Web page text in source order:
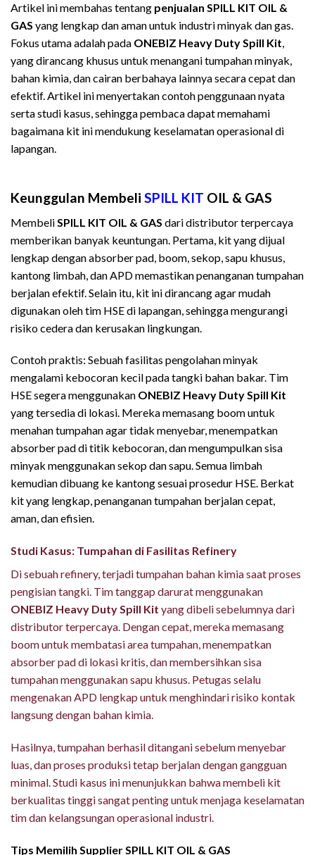
Artikel ini membahas tentang penjualan SPILL KIT OIL &
GAS yang lengkap dan aman untuk industri minyak dan gas.
Fokus utama adalah pada ONEBIZ Heavy Duty Spill Kit,
yang dirancang khusus untuk menangani tumpahan minyak,
bahan kimia, dan cairan berbahaya lainnya secara cepat dan
efektif. Artikel ini menyertakan contoh penggunaan nyata
serta studi kasus, sehingga pembaca dapat memahami
bagaimana kit ini mendukung keselamatan operasional di
lapangan.
Keunggulan Membeli SPILL KIT OIL & GAS
Membeli SPILL KIT OIL & GAS dari distributor terpercaya
memberikan banyak keuntungan. Pertama, kit yang dijual
lengkap dengan absorber pad, boom, sekop, sapu khusus,
kantong limbah, dan APD memastikan penanganan tumpahan
berjalan efektif. Selain itu, kit ini dirancang agar mudah
digunakan oleh tim HSE di lapangan, sehingga mengurangi
risiko cedera dan kerusakan lingkungan.
Contoh praktis: Sebuah fasilitas pengolahan minyak
mengalami kebocoran kecil pada tangki bahan bakar. Tim
HSE segera menggunakan ONEBIZ Heavy Duty Spill Kit
yang tersedia di lokasi. Mereka memasang boom untuk
menahan tumpahan agar tidak menyebar, menempatkan
absorber pad di titik kebocoran, dan mengumpulkan sisa
minyak menggunakan sekop dan sapu. Semua limbah
kemudian dibuang ke kantong sesuai prosedur HSE. Berkat
kit yang lengkap, penanganan tumpahan berjalan cepat,
aman, dan efisien.
Studi Kasus: Tumpahan di Fasilitas Refinery
Di sebuah refinery, terjadi tumpahan bahan kimia saat proses
pengisian tangki. Tim tanggap darurat menggunakan
ONEBIZ Heavy Duty Spill Kit yang dibeli sebelumnya dari
distributor terpercaya. Dengan cepat, mereka memasang
boom untuk membatasi area tumpahan, menempatkan
absorber pad di lokasi kritis, dan membersihkan sisa
tumpahan menggunakan sapu khusus. Petugas selalu
mengenakan APD lengkap untuk menghindari risiko kontak
langsung dengan bahan kimia.
Hasilnya, tumpahan berhasil ditangani sebelum menyebar
luas, dan proses produksi tetap berjalan dengan gangguan
minimal. Studi kasus ini menunjukkan bahwa membeli kit
berkualitas tinggi sangat penting untuk menjaga keselamatan
tim dan kelangsungan operasional industri.
Tips Memilih Supplier SPILL KIT OIL & GAS